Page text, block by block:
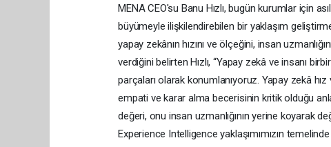
MENA CEO'su Banu Hızlı, bugün kurumlar için
büyümeyle ilişkilendirebilen bir yaklaşım
yapay zekânın hızını ve ölçeğini, insan
verdiğini belirten Hızlı, “Yapay zekâ ve insanı
parçaları olarak konumlanıyoruz. Yapay zekâ
empati ve karar alma becerisinin kritik olduğu
değeri, onu insan uzmanlığının yerine koyarak
Experience Intelligence yaklaşımımızın